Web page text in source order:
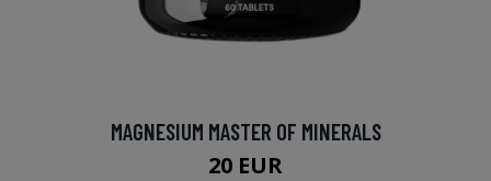
MAGNESIUM MASTER OF MINERALS
20 EUR